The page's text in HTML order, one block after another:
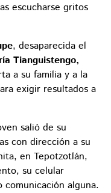
escucharse gritos
, desaparecida el
Tianguistengo,
a su familia y a la
exigir resultados a
salió de su
con dirección a su
en Tepotzotlán,
su celular
comunicación alguna.